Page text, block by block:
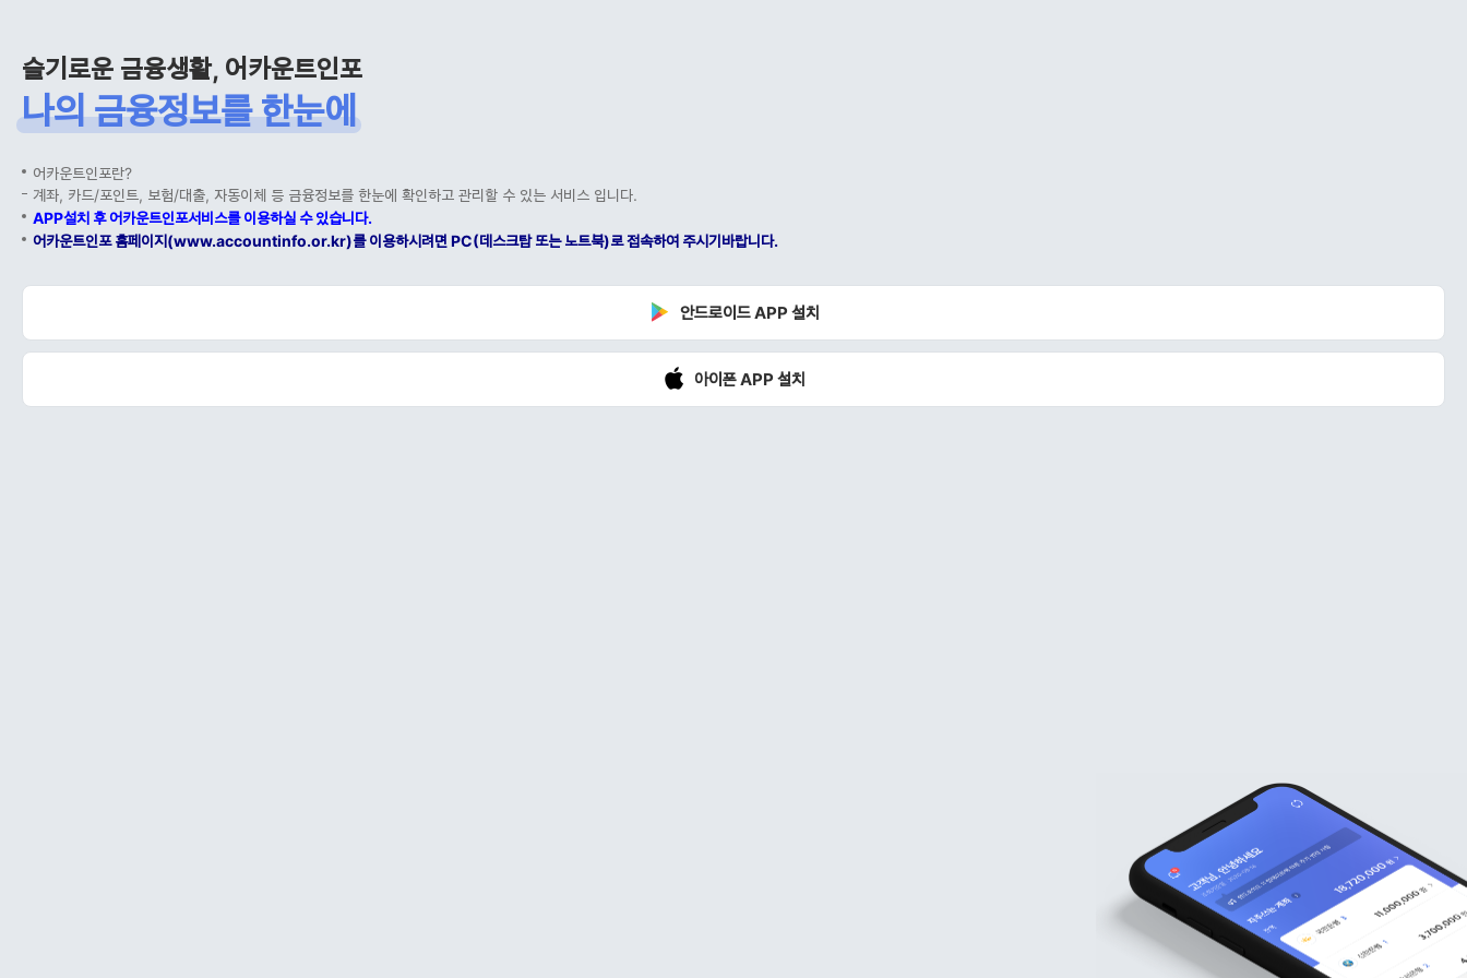
슬기로운 금융생활, 어카운트인포
나의 금융정보를 한눈에
어카운트인포란?
계좌, 카드/포인트, 보험/대출, 자동이체 등 금융정보를 한눈에 확인하고 관리할 수 있는 서비스 입니다.
APP설치 후 어카운트인포서비스를 이용하실 수 있습니다.
어카운트인포 홈페이지(www.accountinfo.or.kr)를 이용하시려면 PC(데스크탑 또는 노트북)로 접속하여 주시기바랍니다.
안드로이드 APP 설치
아이폰 APP 설치